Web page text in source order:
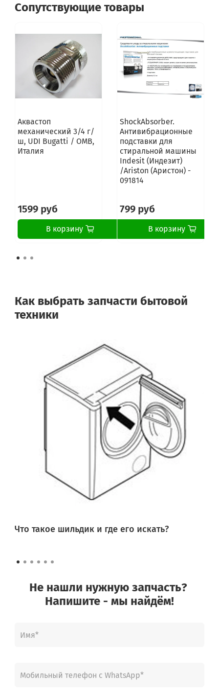
Сопутствующие товары
Аквастоп
механический 3/4 г/
ш, UDI Bugatti / OMB,
Италия
1599 руб
В корзину
ShockAbsorber.
Антивибрационные
подставки для
стиральной машины
Indesit (Индезит)
/Ariston (Аристон) -
091814
799 руб
В корзину
Как выбрать запчасти бытовой
техники
Что такое шильдик и где его искать?
Не нашли нужную запчасть?
Напишите - мы найдём!